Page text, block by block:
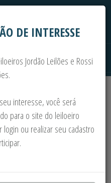
Sucata
EQUIPAMENTOS,
DE INTERESSE
Jordão Leilões e Rossi
interesse, você será
para o site do leiloeiro
ou realizar seu cadastro